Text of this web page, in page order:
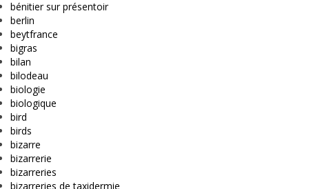
bénitier sur présentoir
berlin
beytfrance
bigras
bilan
bilodeau
biologie
biologique
bird
birds
bizarre
bizarrerie
bizarreries
bizarreries de taxidermie